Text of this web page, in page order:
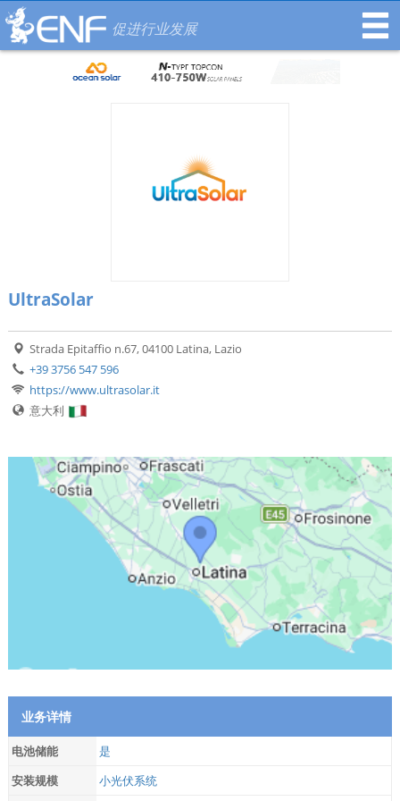
促进行业发展
UltraSolar
Strada Epitaffio n.67, 04100 Latina, Lazio
+39 3756 547 596
https://www.ultrasolar.it
意大利
业务详情
电池储能
是
安装规模
小光伏系统